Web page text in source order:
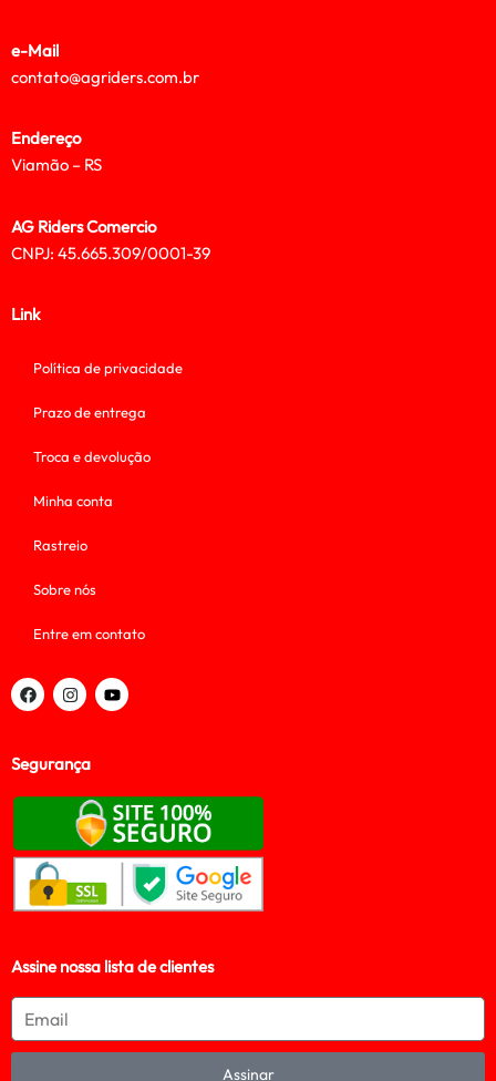
e-Mail
contato@agriders.com.br
Endereço
Viamão – RS
AG Riders Comercio
CNPJ: 45.665.309/0001-39
Link
Política de privacidade
Prazo de entrega
Troca e devolução
Minha conta
Rastreio
Sobre nós
Entre em contato
Segurança
Assine nossa lista de clientes
Assinar